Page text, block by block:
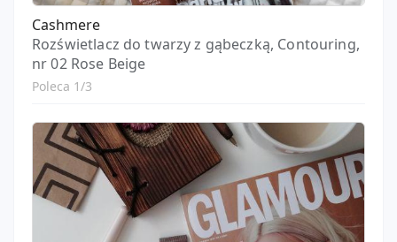
Cashmere
Rozświetlacz do twarzy z gąbeczką, Contouring,
nr 02 Rose Beige
Poleca 1/3